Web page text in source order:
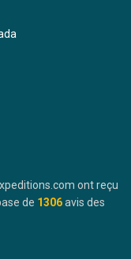
ont reçu
de 1306avis des